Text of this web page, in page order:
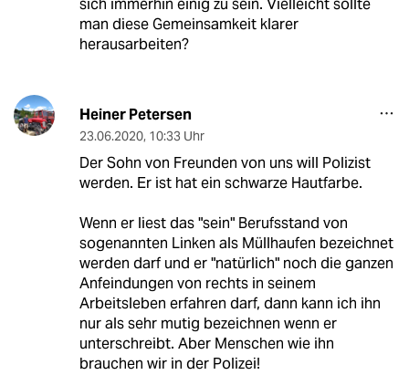
sich immerhin einig zu sein. Vielleicht sollte
man diese Gemeinsamkeit klarer
herausarbeiten?
Heiner Petersen
23.06.2020, 10:33 Uhr
Der Sohn von Freunden von uns will Polizist
werden. Er ist hat ein schwarze Hautfarbe.
Wenn er liest das "sein" Berufsstand von
sogenannten Linken als Müllhaufen bezeichnet
werden darf und er "natürlich" noch die ganzen
Anfeindungen von rechts in seinem
Arbeitsleben erfahren darf, dann kann ich ihn
nur als sehr mutig bezeichnen wenn er
unterschreibt. Aber Menschen wie ihn
brauchen wir in der Polizei!